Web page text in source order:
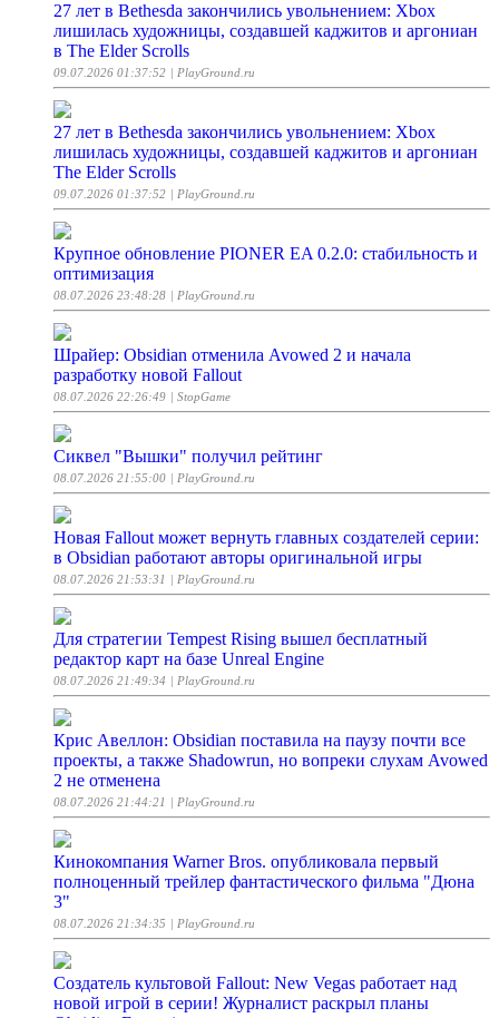
27 лет в Bethesda закончились увольнением: Xbox
лишилась художницы, создавшей каджитов и аргониан
в The Elder Scrolls
09.07.2026 01:37:52 | PlayGround.ru
27 лет в Bethesda закончились увольнением: Xbox
лишилась художницы, создавшей каджитов и аргониан
The Elder Scrolls
09.07.2026 01:37:52 | PlayGround.ru
Крупное обновление PIONER EA 0.2.0: стабильность и
оптимизация
08.07.2026 23:48:28 | PlayGround.ru
Шрайер: Obsidian отменила Avowed 2 и начала
разработку новой Fallout
08.07.2026 22:26:49 | StopGame
Сиквел "Вышки" получил рейтинг
08.07.2026 21:55:00 | PlayGround.ru
Новая Fallout может вернуть главных создателей серии:
в Obsidian работают авторы оригинальной игры
08.07.2026 21:53:31 | PlayGround.ru
Для стратегии Tempest Rising вышел бесплатный
редактор карт на базе Unreal Engine
08.07.2026 21:49:34 | PlayGround.ru
Крис Авеллон: Obsidian поставила на паузу почти все
проекты, а также Shadowrun, но вопреки слухам Avowed
2 не отменена
08.07.2026 21:44:21 | PlayGround.ru
Кинокомпания Warner Bros. опубликовала первый
полноценный трейлер фантастического фильма "Дюна
3"
08.07.2026 21:34:35 | PlayGround.ru
Создатель культовой Fallout: New Vegas работает над
новой игрой в серии! Журналист раскрыл планы